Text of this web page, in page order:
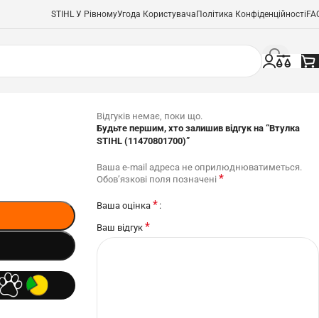
STIHL У РівномуУгода Користувача Політика Конфіденційності
Відгуків немає, поки що.
Будьте першим, хто залишив відгук на “Втулка
STIHL (11470801700)”
Ваша e-mail адреса не оприлюднюватиметься.
Обов’язкові поля позначені *
Ваша оцінка *
Ваш відгук *